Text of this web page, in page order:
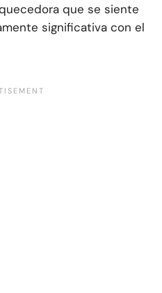
que se siente
significativa con el